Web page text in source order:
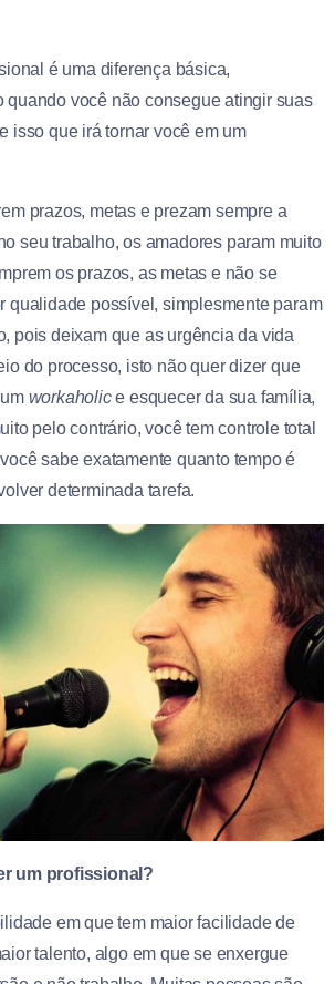
é uma diferença básica,
quando você não consegue atingir suas
isso que irá tornar você em um
prazos, metas e prezam sempre a
seu trabalho, os amadores param muito
os prazos, as metas e não se
qualidade possível, simplesmente param
pois deixam que as urgência da vida
do processo, isto não quer dizer que
workaholice esquecer da sua família,
pelo contrário, você tem controle total
sabe exatamente quanto tempo é
determinada tarefa.
um profissional?
em que tem maior facilidade de
talento, algo em que se enxergue